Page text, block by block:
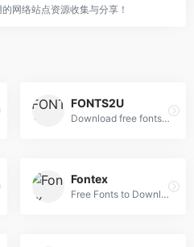
网络站点资源收集与分享！
FONTS2U
Download free fonts for Windows and Macintosh.
Fontex
Free Fonts to Download + Premium Typefaces